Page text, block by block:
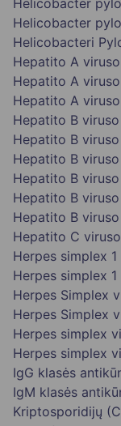
Helicobacter
Helicobacter
Helicobacteri
Hepatito A
Hepatito A
Hepatito A
Hepatito B
Hepatito B
Hepatito B
Hepatito B
Hepatito B
Hepatito B
Hepatito C
Herpes simplex
Herpes simplex
Herpes Simplex
Herpes Simplex
Herpes simplex
Herpes simplex
IgG klasės
IgM klasės
Kriptosporidijų